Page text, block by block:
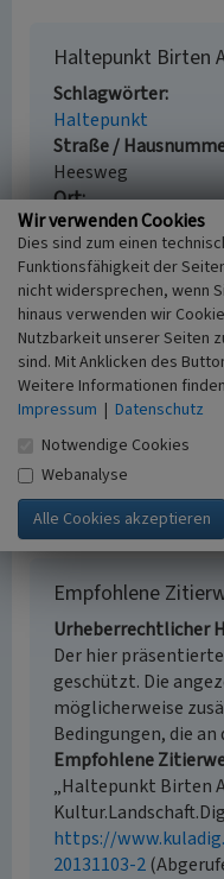
Haltepunkt Birten
Schlagwörter
Haltepunkt
Straße /
Heesweg
Ort
Xanten - Birten
Fachsicht(en)
Erfassungsmaßstab
i.d.R. 1:5.000 (größer
Erfassungsmethode
Auswertung
kartierung
Historischer Zeitraum
Beginn 1942, Ende
Empfohlene
Urheberrechtlicher
Der hier
geschützt. Die
möglicherweise
Bedingungen, die an
Empfohlene
„Haltepunkt Birten
https://
20131103-2
Wir verwenden Cookies
Dies sind zum einen
Funktionsfähigkeit der
nicht widersprechen, wenn
hinaus verwenden wir
Nutzbarkeit unserer Seiten
sind. Mit Anklicken des
Weitere Informationen
Impressum | Datenschutz
Notwendige Cookies
Webanalyse